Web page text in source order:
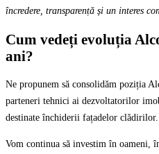
încredere, transparență și un interes
Cum vedeți evoluția
ani?
Ne propunem să consolidăm poziția
parteneri tehnici ai dezvoltatorilor
destinate închiderii fațadelor clădirilor.
Vom continua să investim în oameni,